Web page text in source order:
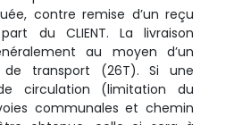
contre remise d’un reçu
du CLIENT. La livraison
au moyen d’un
transport (26T). Si une
circulation (limitation du
communales et chemin